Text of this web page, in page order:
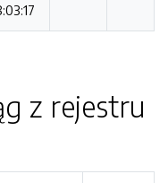
z rejestru